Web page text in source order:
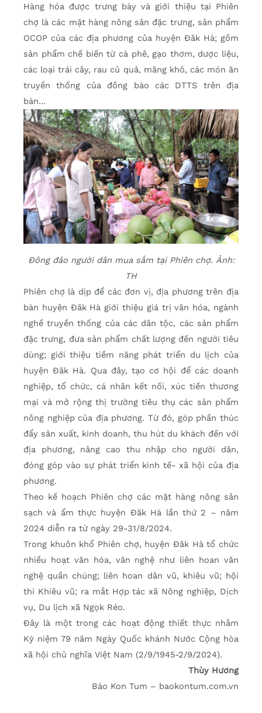
Hàng hóa được trưng bày và giới thiệu tại Phiên
chợ là các mặt hàng nông sản đặc trưng, sản phẩm
OCOP của các địa phương của huyện Đăk Hà; gồm
sản phẩm chế biến từ cà phê, gạo thơm, dược liệu,
các loại trái cây, rau củ quả, măng khô, các món ăn
truyền thống của đồng bào các DTTS trên địa
bàn…
Đông đảo người dân mua sắm tại Phiên chợ. Ảnh:
TH
Phiên chợ là dịp để các đơn vị, địa phương trên địa
bàn huyện Đăk Hà giới thiệu giá trị văn hóa, ngành
nghề truyền thống của các dân tộc, các sản phẩm
đặc trưng, đưa sản phẩm chất lượng đến người tiêu
dùng; giới thiệu tiềm năng phát triển du lịch của
huyện Đăk Hà. Qua đây, tạo cơ hội để các doanh
nghiệp, tổ chức, cá nhân kết nối, xúc tiến thương
mại và mở rộng thị trường tiêu thụ các sản phẩm
nông nghiệp của địa phương. Từ đó, góp phần thúc
đẩy sản xuất, kinh doanh, thu hút du khách đến với
địa phương, nâng cao thu nhập cho người dân,
đóng góp vào sự phát triển kinh tế- xã hội của địa
phương.
Theo kế hoạch Phiên chợ các mặt hàng nông sản
sạch và ẩm thực huyện Đăk Hà lần thứ 2 – năm
2024 diễn ra từ ngày 29-31/8/2024.
Trong khuôn khổ Phiên chợ, huyện Đăk Hà tổ chức
nhiều hoạt văn hóa, văn nghệ như liên hoan văn
nghệ quần chúng; liên hoan dân vũ, khiêu vũ; hội
thi Khiêu vũ; ra mắt Hợp tác xã Nông nghiệp, Dịch
vụ, Du lịch xã Ngọk Réo.
Đây là một trong các hoạt động thiết thực nhằm
Kỷ niệm 79 năm Ngày Quốc khánh Nước Cộng hòa
xã hội chủ nghĩa Việt Nam (2/9/1945-2/9/2024).
Thùy Hương
Báo Kon Tum – baokontum.com.vn